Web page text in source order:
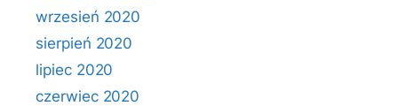
wrzesień 2020
sierpień 2020
lipiec 2020
czerwiec 2020